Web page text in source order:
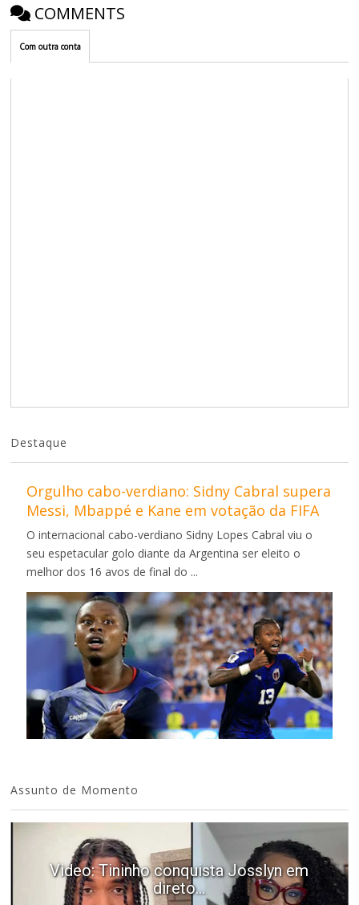
COMMENTS
Com outra conta
Destaque
Orgulho cabo-verdiano: Sidny Cabral supera
Messi, Mbappé e Kane em votação da FIFA
O internacional cabo-verdiano Sidny Lopes Cabral viu o
seu espetacular golo diante da Argentina ser eleito o
melhor dos 16 avos de final do ...
Assunto de Momento
Video: Tininho conquista Josslyn em
direto...